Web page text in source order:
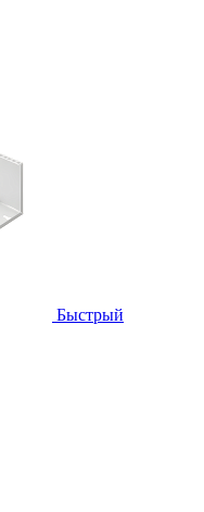
Быстрый